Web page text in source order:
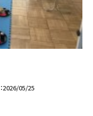
2026/05/25